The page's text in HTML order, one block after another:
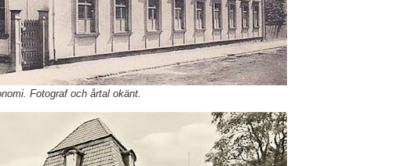
Fotograf och årtal okänt.